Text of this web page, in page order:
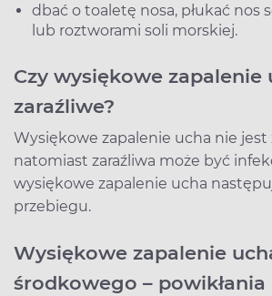
dbać o toaletę nosa, płukać nos
lub roztworami soli morskiej.
Czy wysiękowe zapalenie
zaraźliwe?
Wysiękowe zapalenie ucha nie jest
natomiast zaraźliwa może być
wysiękowe zapalenie ucha
przebiegu.
Wysiękowe zapalenie
środkowego – powikłania